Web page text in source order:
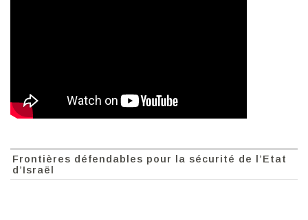
Frontières défendables pour la sécurité de l’Etat
d’Israël